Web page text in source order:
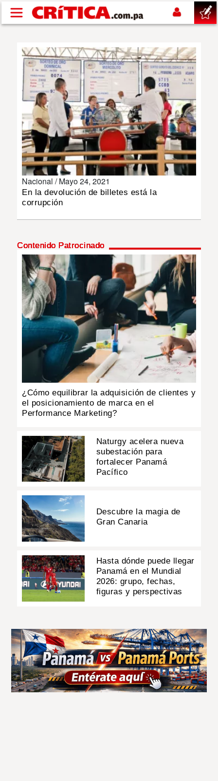
Pasar al contenido principal
SUCESOS
NACIONAL
POLÍTICA
SHOW
DEPORTES
MULTIMEDIA
IMPRESO
Nacional /Mayo 24, 2021
En la devolución de billetes está la
corrupción
Contenido Patrocinado
¿Cómo equilibrar la adquisición de clientes y
el posicionamiento de marca en el
Performance Marketing?
Naturgy acelera nueva
subestación para
fortalecer Panamá
Pacífico
Descubre la magia de
Gran Canaria
Hasta dónde puede llegar
Panamá en el Mundial
2026: grupo, fechas,
figuras y perspectivas